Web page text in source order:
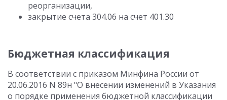
реорганизации,
закрытие счета 304.06 на счет 401.30
Бюджетная классификация
В соответствии с приказом Минфина России от
20.06.2016 N 89н "О внесении изменений в Указания
о порядке применения бюджетной классификации